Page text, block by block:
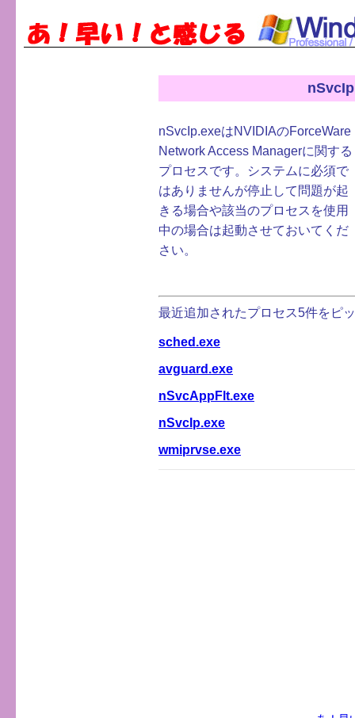
nSvcIp.exeはNVIDIAのForceWare
Network Access Managerに関する
プロセスです。システムに必須で
はありませんが停止して問題が起
きる場合や該当のプロセスを使用
中の場合は起動させておいてくだ
さい。
最近追加されたプロセス5件をピ
sched.exe
avguard.exe
nSvcAppFlt.exe
nSvcIp.exe
wmiprvse.exe